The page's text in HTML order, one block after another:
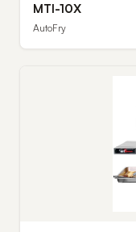
MTI-10X
AutoFry